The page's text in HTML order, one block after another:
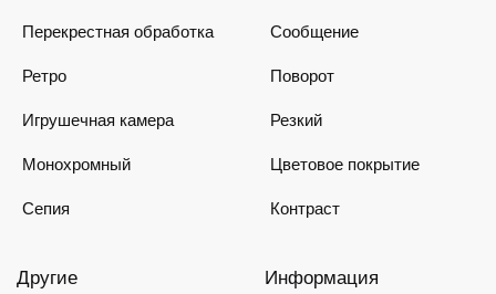
Перекрестная обработка
Ретро
Игрушечная камера
Монохромный
Сепия
Сообщение
Поворот
Резкий
Цветовое покрытие
Контраст
Другие Информация